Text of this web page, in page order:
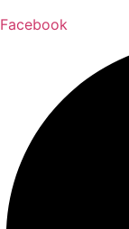
Facebook